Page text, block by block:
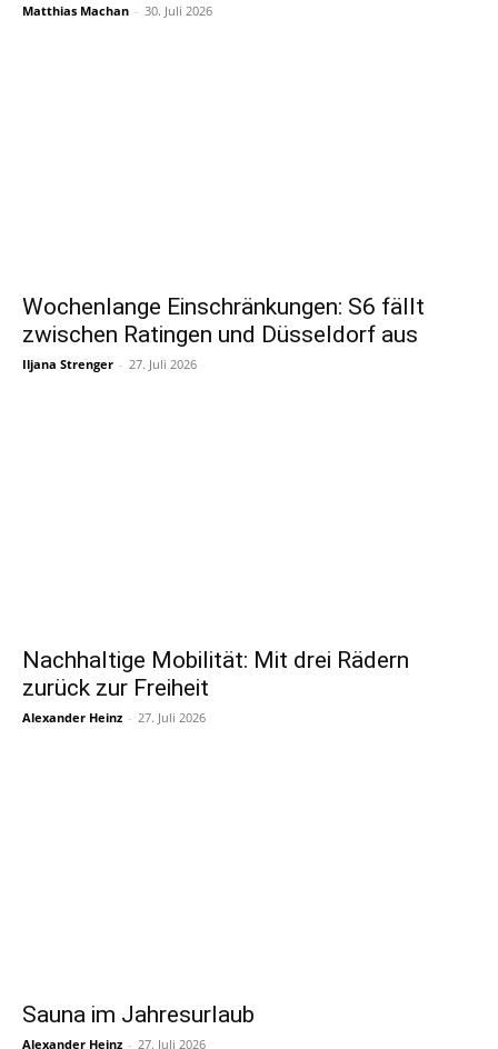
Matthias Machan - 30. Juli 2026
Wochenlange Einschränkungen: S6 fällt
zwischen Ratingen und Düsseldorf aus
Iljana Strenger - 27. Juli 2026
Nachhaltige Mobilität: Mit drei Rädern
zurück zur Freiheit
Alexander Heinz - 27. Juli 2026
Sauna im Jahresurlaub
Alexander Heinz - 27. Juli 2026